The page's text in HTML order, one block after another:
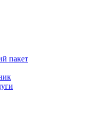
пакет